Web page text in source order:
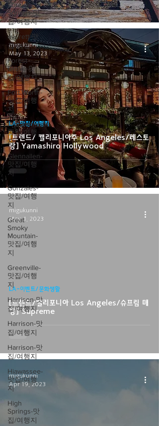
Eureka
Springs-맛
집/여행지
everett-맛
집/여행지
Forest
Grove-맛
집/여행지
Fort Worth-
맛집/여행
지
Frankenmuth-
맛집/여행
지
Glennallen-
맛집/여행
지
Gonzales-
맛집/여행
지
Great
Smoky
Mountain-
맛집/여행
지
Greenville-
맛집/여행
지
Harrison-맛
집/여행지
Harrison-맛
집/여행지
Harrison-맛
집/여행지
Hiawassee-
맛집/여행
지
High
Springs-맛
집/여행지
[트렌드/ 캘리포니아주 Los Angeles/레스토
랑] Yamashiro Hollywood
LA-맛집/여행지
migukunni
May 13, 2023
[트렌드/캘리포니아 Los Angeles/슈프림 매
장] Supreme
LA-이벤트/문화생활
migukunni
May 1, 2023
migukunni
Apr 19, 2023